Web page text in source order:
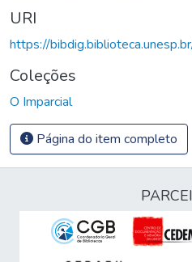
URI
https://
Coleções
O Imparcial
Página do item completo